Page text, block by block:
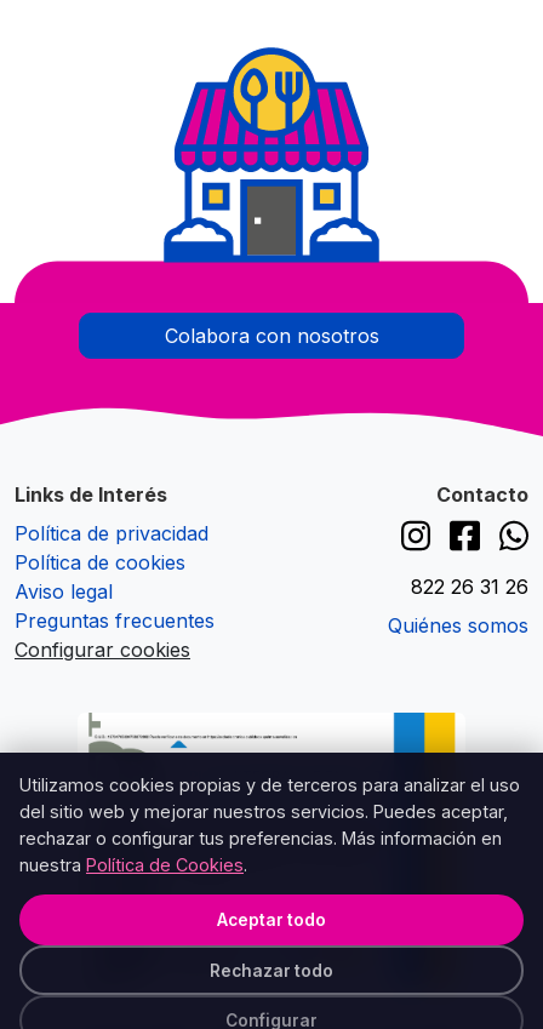
Colabora con nosotros
Links de Interés
Política de privacidad
Política de cookies
Aviso legal
Preguntas frecuentes
Configurar cookies
Contacto
822 26 31 26
Quiénes somos
Utilizamos cookies propias y de terceros para analizar el uso
del sitio web y mejorar nuestros servicios. Puedes aceptar,
rechazar o configurar tus preferencias. Más información en
nuestra Política de Cookies.
Aceptar todo
Rechazar todo
Configurar